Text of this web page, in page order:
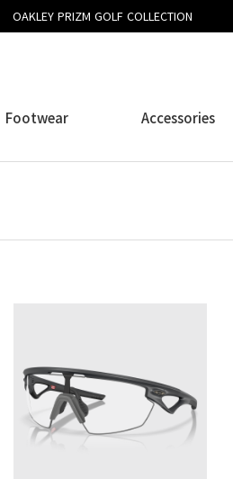
OAKLEY PRIZM GOLF COLLECTION
Footwear Accessories